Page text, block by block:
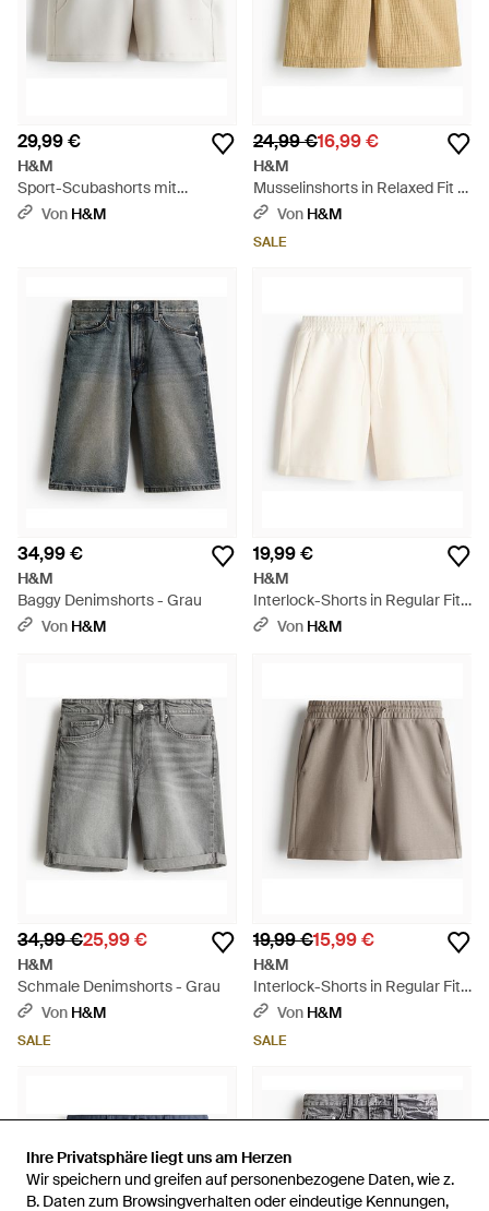
Ihre Privatsphäre liegt uns am Herzen
Wir speichern und greifen auf personenbezogene Daten, wie z.
B. Daten zum Browsingverhalten oder eindeutige Kennungen,
Ihre Privatsphäre liegt uns am Herzen
Wir speichern und greifen auf personenbezogene Daten, wie z.
B. Daten zum Browsingverhalten oder eindeutige Kennungen,
29,99 €
H&M
Sport-Scubashorts mit
DryMove - Weiß
Von H&M
24,99 €16,99 €
H&M
Musselinshorts in Relaxed Fit -
Natur
Von H&M
SALE
34,99 €
H&M
Baggy Denimshorts - Grau
Von H&M
19,99 €
H&M
Interlock-Shorts in Regular Fit -
WeißVon H&M
34,99 €25,99 €
H&M
Schmale Denimshorts - Grau
Von H&M
SALE
19,99 €15,99 €
H&M
Interlock-Shorts in Regular Fit -
Braun
Von H&M
SALE